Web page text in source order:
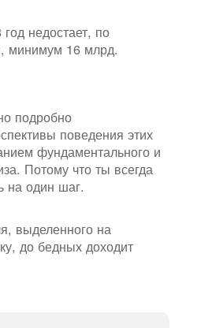
недостает, по
минимум 16 млрд.
подробно
поведения этих
фундаментального и
Потому что ты всегда
на один шаг.
выделенного на
до бедных доходит